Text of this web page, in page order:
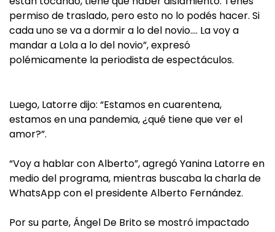
permiso de traslado, pero esto no lo podés hacer. Si
cada uno se va a dormir a lo del novio…. La voy a
mandar a Lola a lo del novio”, expresó
polémicamente la periodista de espectáculos.
Luego, Latorre dijo: “Estamos en cuarentena,
estamos en una pandemia, ¿qué tiene que ver el
amor?”.
“Voy a hablar con Alberto”, agregó Yanina Latorre en
medio del programa, mientras buscaba la charla de
WhatsApp con el presidente Alberto Fernández.
Por su parte, Ángel De Brito se mostró impactado